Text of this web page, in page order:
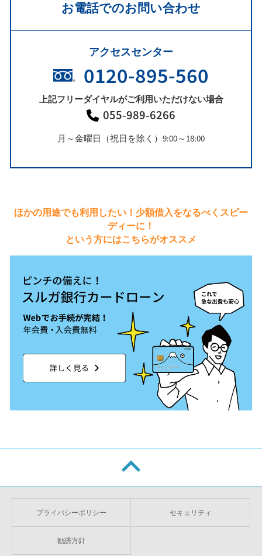
お電話でのお問い合わせ
アクセスセンター
0120-895-560
上記フリーダイヤルがご利用いただけない場合
055-989-6266
月～金曜日（祝日を除く）9:00～18:00
ほかの用途でも利用したい！少額借入をなるべくスピー
ディーに！
という方にはこちらがオススメ
簡単10秒！ 返済額
プライバシーポリシー セキュリティ
勧誘方針